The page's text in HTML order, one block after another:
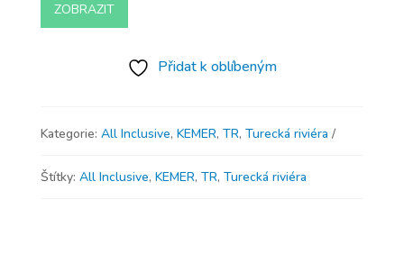
ZOBRAZIT
Přidat k oblíbeným
Kategorie: All Inclusive, KEMER, TR, Turecká riviéra
Štítky: All Inclusive, KEMER, TR, Turecká riviéra